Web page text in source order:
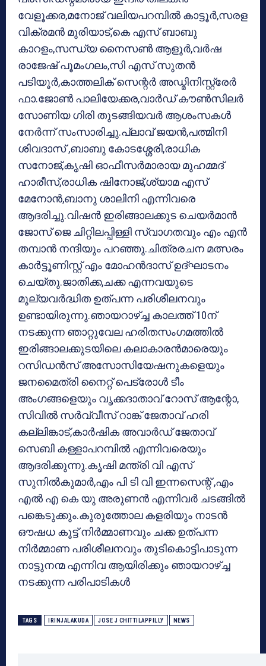
വേളൂക്കര,മനോജ് വലിയപറമ്പില്‍ കാട്ടൂര്‍,സരള
വിക്രമന്‍ മുരിയാട്,കെ എസ് ബാബു
കാറളം,സന്ധ്യ നൈസണ്‍ ആളൂര്‍,വര്‍ഷ
രാജേഷ് പൂമംഗലം,സി എസ് സുതന്‍
പടിയൂര്‍,കാത്തലിക് സെന്റര്‍ അഡ്മിനിസ്റ്റ്രേര്‍
ഫാ.ജോണ്‍ പാലിയേക്കര,വാര്‍ഡ് കൗണ്‍സിലര്‍
സോണിയ ഗിരി തുടങ്ങിയവര്‍ ആശംസകള്‍
നേര്‍ന്ന് സംസാരിച്ചു.പ്ലാവ് ജയന്‍,പത്മിനി
ശിവദാസ് ,ബാബു കോടശ്ശേരി,രാധിക
സനോജ്,കൃഷി ഓഫീസര്‍മാരായ മുഹമ്മദ്
ഹാരീസ്,രാധിക ഷിനോജ്,ശ്യാമ എസ്
മേനോന്‍,ബാനു ശാലിനി എന്നിവരെ
ആദരിച്ചു.വിഷന്‍ ഇരിങ്ങാലക്കുട ചെയര്‍മാന്‍
ജോസ് ജെ ചിറ്റിലപ്പിള്ളി സ്വാഗതവും എം എന്‍
തമ്പാന്‍ നന്ദിയും പറഞ്ഞു.ചിത്രരചന മത്സരം
കാര്‍ട്ടൂണിസ്റ്റ് എം മോഹന്‍ദാസ് ഉദ്ഘാടനം
ചെയ്തു.ജാതിക്ക,ചക്ക എന്നവയുടെ
മൂല്യവര്‍ദ്ധിത ഉത്പന്ന പരിശീലനവും
ഉണ്ടായിരുന്നു.ഞായറാഴ്ച്ച കാലത്ത് 10ന്
നടക്കുന്ന ഞാറ്റുവേല ഹരിതസംഗമത്തില്‍
ഇരിങ്ങാലക്കുടയിലെ കലാകാരന്‍മാരെയും
റസിഡന്‍സ് അസോസിയേഷനുകളെയും
ജനമൈത്രി നൈറ്റ് പെട്രോള്‍ ടീം
അംഗങ്ങളെയും വൃക്കദാതാവ് റോസ് ആന്റോ,
സിവില്‍ സര്‍വ്വീസ് റാങ്ക് ജേതാവ് ഹരി
കല്ലിങ്കാട്,കാര്‍ഷിക അവാര്‍ഡ് ജേതാവ്
സെബി കള്ളാപറമ്പില്‍ എന്നിവരെയും
ആദരിക്കുന്നു.കൃഷി മന്ത്രി വി എസ്
സുനില്‍കുമാര്‍,എം പി ടി വി ഇന്നസെന്റ് ,എം
എല്‍ എ കെ യു അരുണന്‍ എന്നിവര്‍ ചടങ്ങില്‍
പങ്കെടുക്കും.കുരുത്തോല കളരിയും നാടന്‍
ഔഷധ കൂട്ട് നിര്‍മ്മാണവും ചക്ക ഉത്പന്ന
നിര്‍മ്മാണ പരിശീലനവും തുടികൊട്ടിപാടുന്ന
നാട്ടുനന്മ എന്നിവ ആയിരിക്കും ഞായറാഴ്ച്ച
നടക്കുന്ന പരിപാടികള്‍
TAGS IRINJALAKUDA JOSE J CHITTILAPPILLY NEWS